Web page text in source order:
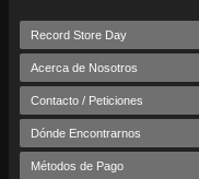
Record Store Day
Acerca de Nosotros
Contacto / Peticiones
Dónde Encontrarnos
Métodos de Pago